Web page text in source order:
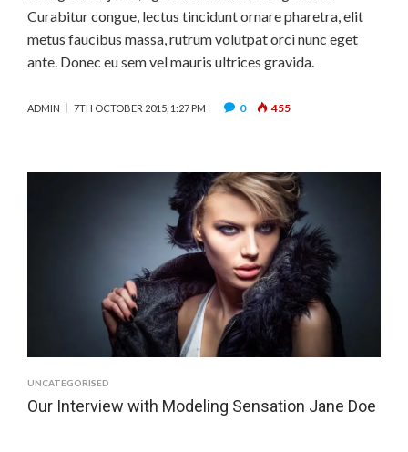
Curabitur congue, lectus tincidunt ornare pharetra, elit
metus faucibus massa, rutrum volutpat orci nunc eget
ante. Donec eu sem vel mauris ultrices gravida.
ADMIN 7TH OCTOBER 2015, 1:27 PM 0 455
UNCATEGORISED
Our Interview with Modeling Sensation Jane Doe